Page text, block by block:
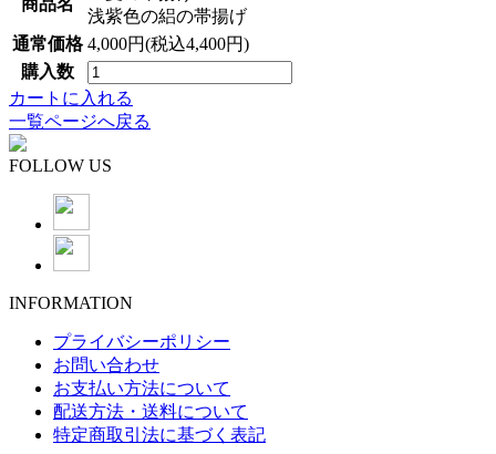
浅紫色の絽の帯揚げ
通常価格 4,000円(税込4,400円)
購入数
カートに入れる
一覧ページへ戻る
FOLLOW US
INFORMATION
プライバシーポリシー
お問い合わせ
お支払い方法について
配送方法・送料について
特定商取引法に基づく表記